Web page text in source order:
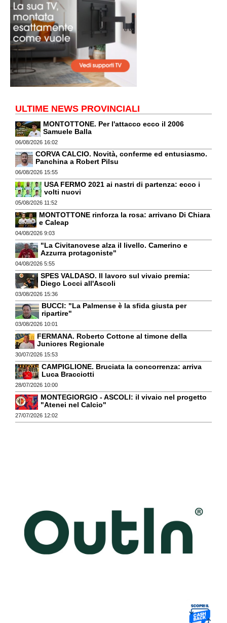
ULTIME NEWS PROVINCIALI
MONTOTTONE. Per l'attacco ecco il 2006
Samuele Balla
06/08/2026 16:02
CORVA CALCIO. Novità, conferme ed entusiasmo.
Panchina a Robert Pilsu
06/08/2026 15:55
USA FERMO 2021 ai nastri di partenza: ecco i
volti nuovi
05/08/2026 11:52
MONTOTTONE rinforza la rosa: arrivano Di Chiara
e Caleap
04/08/2026 9:03
"La Civitanovese alza il livello. Camerino e
Azzurra protagoniste"
04/08/2026 5:55
SPES VALDASO. Il lavoro sul vivaio premia:
Diego Locci all'Ascoli
03/08/2026 15:36
BUCCI: "La Palmense è la sfida giusta per
ripartire"
03/08/2026 10:01
FERMANA. Roberto Cottone al timone della
Juniores Regionale
30/07/2026 15:53
CAMPIGLIONE. Bruciata la concorrenza: arriva
Luca Bracciotti
28/07/2026 10:00
MONTEGIORGIO - ASCOLI: il vivaio nel progetto
"Atenei nel Calcio"
27/07/2026 12:02